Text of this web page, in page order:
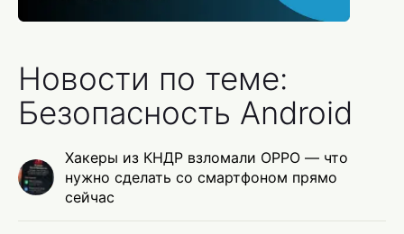
Новости по теме:
Безопасность Android
Хакеры из КНДР взломали OPPO — что
нужно сделать со смартфоном прямо
сейчас